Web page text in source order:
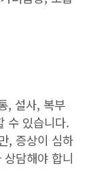
, 설사, 복부
수 있습니다.
, 증상이 심하
담해야 합니